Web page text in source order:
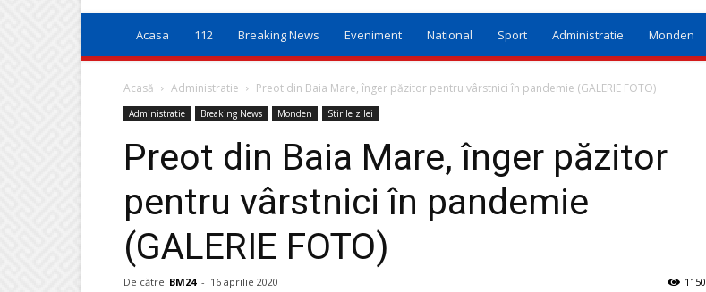
Acasa 112 Breaking News Eveniment National Sport Administratie Monden
Acasă Administratie Preot din Baia Mare, înger păzitor pentru vârstnici în pandemie (GALERIE FOTO)
Administratie Breaking News Monden Stirile zilei
Preot din Baia Mare, înger păzitor
pentru vârstnici în pandemie
(GALERIE FOTO)
De către BM24 - 16 aprilie 2020 1150